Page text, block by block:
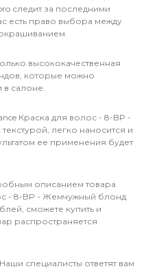
следит за последними
есть право выбора между
высококачественная
которые можно
в салоне.
Краска для волос - 8-BP -
легко наносится и
ее применения будет
описанием товара
- 8-BP - Жемчужный блонд.
сможете купить и
распространяется
специалисты ответят вам